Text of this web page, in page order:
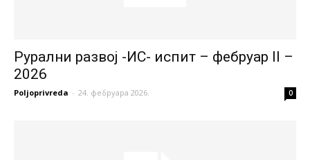
Рурални развој -ИС- испит – фебруар II –
2026
Poljoprivreda - 24. фебруара 2026. 0